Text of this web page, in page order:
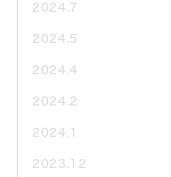
2024.7
2024.5
2024.4
2024.2
2024.1
2023.12